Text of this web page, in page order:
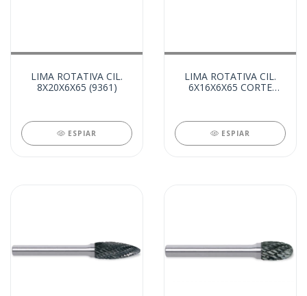
LIMA ROTATIVA CIL.
8X20X6X65 (9361)
ESPIAR
LIMA ROTATIVA CIL.
6X16X6X65 CORTE
ESPIAR